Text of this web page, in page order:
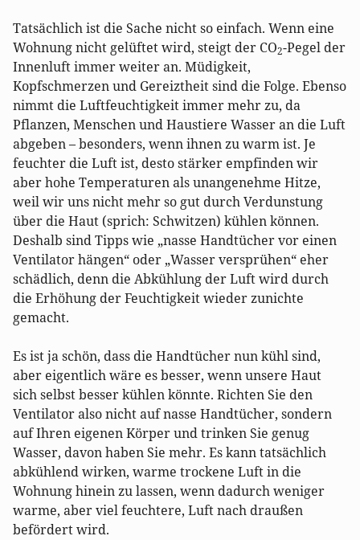
Tatsächlich ist die Sache nicht so einfach. Wenn eine
Wohnung nicht gelüftet wird, steigt der CO2-Pegel der
Innenluft immer weiter an. Müdigkeit,
Kopfschmerzen und Gereiztheit sind die Folge. Ebenso
nimmt die Luftfeuchtigkeit immer mehr zu, da
Pflanzen, Menschen und Haustiere Wasser an die Luft
abgeben – besonders, wenn ihnen zu warm ist. Je
feuchter die Luft ist, desto stärker empfinden wir
aber hohe Temperaturen als unangenehme Hitze,
weil wir uns nicht mehr so gut durch Verdunstung
über die Haut (sprich: Schwitzen) kühlen können.
Deshalb sind Tipps wie „nasse Handtücher vor einen
Ventilator hängen“ oder „Wasser versprühen“ eher
schädlich, denn die Abkühlung der Luft wird durch
die Erhöhung der Feuchtigkeit wieder zunichte
gemacht.
Es ist ja schön, dass die Handtücher nun kühl sind,
aber eigentlich wäre es besser, wenn unsere Haut
sich selbst besser kühlen könnte. Richten Sie den
Ventilator also nicht auf nasse Handtücher, sondern
auf Ihren eigenen Körper und trinken Sie genug
Wasser, davon haben Sie mehr. Es kann tatsächlich
abkühlend wirken, warme trockene Luft in die
Wohnung hinein zu lassen, wenn dadurch weniger
warme, aber viel feuchtere, Luft nach draußen
befördert wird.